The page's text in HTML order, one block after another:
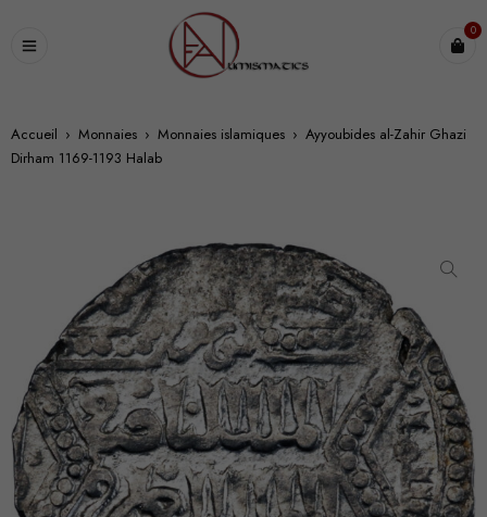
0
Accueil › Monnaies › Monnaies islamiques › Ayyoubides al-Zahir Ghazi
Dirham 1169-1193 Halab